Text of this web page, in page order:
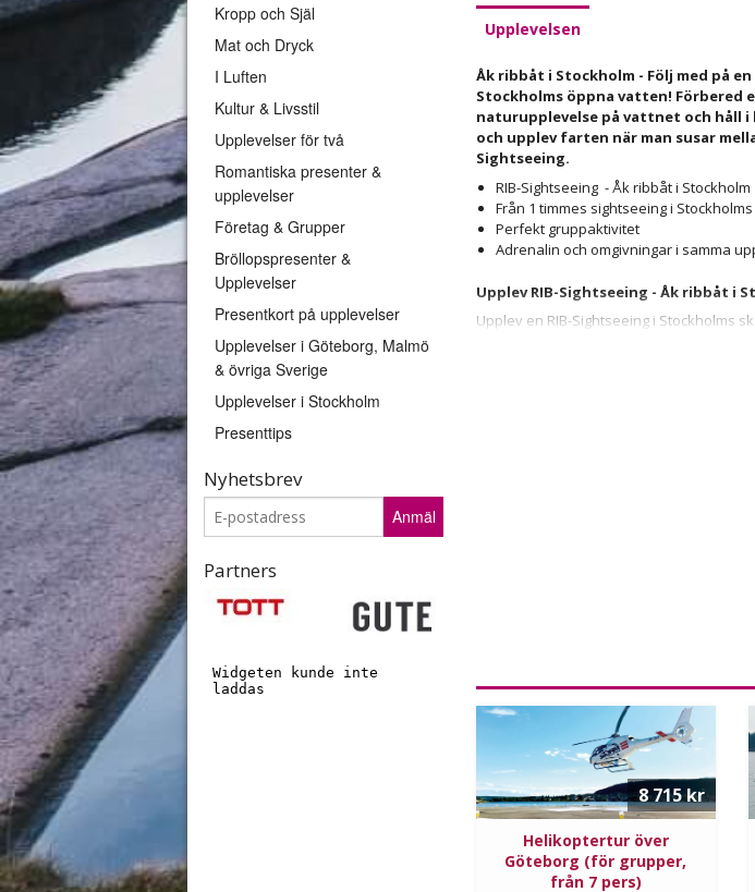
Kropp och Själ
Mat och Dryck
I Luften
Kultur & Livsstil
Upplevelser för två
Romantiska presenter &
upplevelser
Företag & Grupper
Bröllopspresenter &
Upplevelser
Presentkort på upplevelser
Upplevelser i Göteborg, Malmö
& övriga Sverige
Upplevelser i Stockholm
Presenttips
Nyhetsbrev
Anmäl
Partners
Upplevelsen
Åk ribbåt i Stockholm - Följ med på
Stockholms öppna vatten! Förbered
naturupplevelse på vattnet och håll
och upplev farten när man susar
Sightseeing.
RIB-Sightseeing - Åk ribbåt i Stockholm
Från 1 timmes sightseeing i
Perfekt gruppaktivitet
Adrenalin och omgivningar i samma
Upplev RIB-Sightseeing - Åk ribbåt i
Upplev en RIB-Sightseeing i Stockholms
får ni möjlighet att uppleva många av
vattnet. Till exempel Vaxholms fästning,
Helikoptertur över
Göteborg (för grupper,
från 7 pers)
8 715 kr